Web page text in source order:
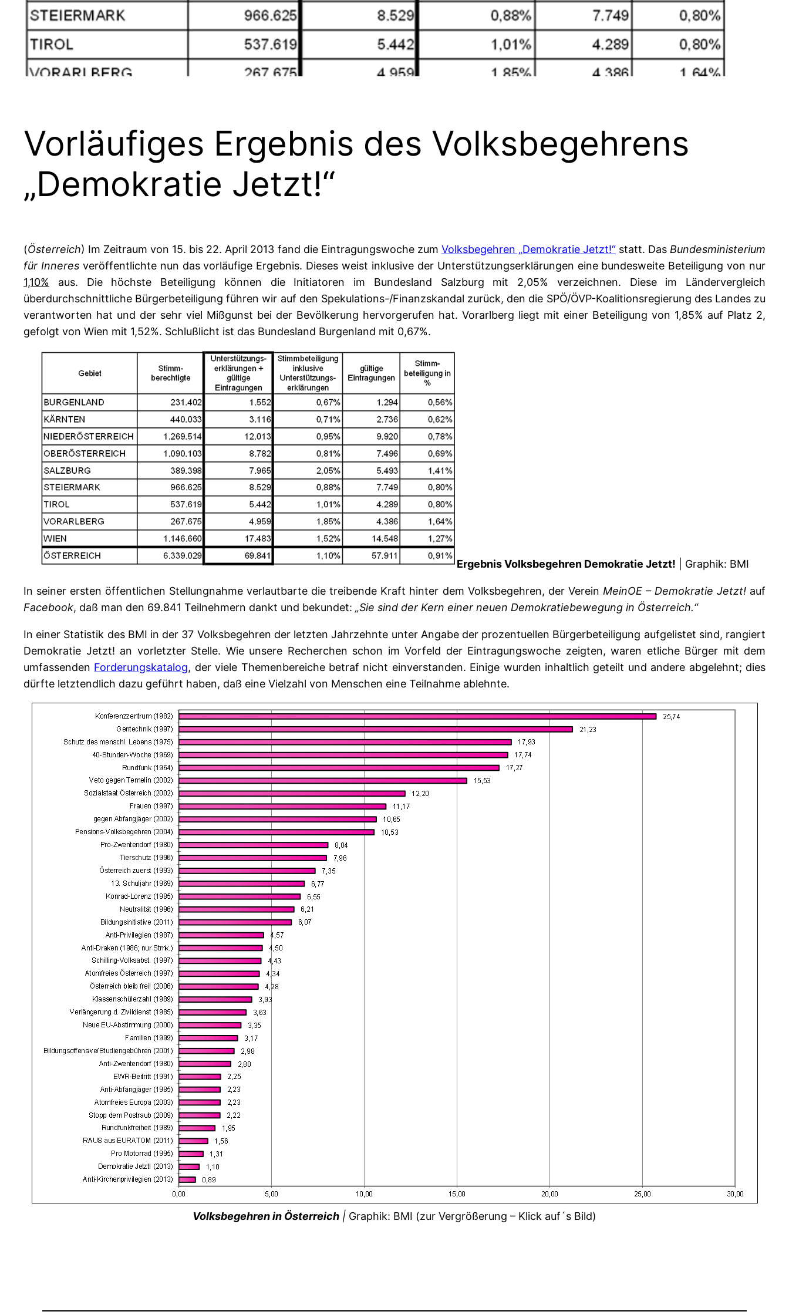
Vorläufiges Ergebnis des Volksbegehrens
„Demokratie Jetzt!“
(Österreich) Im Zeitraum von 15. bis 22. April 2013 fand die Eintragungswoche zum Volksbegehren „Demokratie Jetzt!“statt. DasBundesministerium
für Inneresveröffentlichte nun das vorläufige Ergebnis. Dieses weist inklusive der Unterstützungserklärungen eine bundesweite Beteiligung von nur
1,10% aus. Die höchste Beteiligung können die Initiatoren im Bundesland Salzburg mit 2,05% verzeichnen. Diese im Ländervergleich
überdurchschnittliche Bürgerbeteiligung führen wir auf den Spekulations-/Finanzskandal zurück, den die SPÖ/ÖVP-Koalitionsregierung des Landes zu
verantworten hat und der sehr viel Mißgunst bei der Bevölkerung hervorgerufen hat. Vorarlberg liegt mit einer Beteiligung von 1,85% auf Platz 2,
gefolgt von Wien mit 1,52%. Schlußlicht ist das Bundesland Burgenland mit 0,67%.
Ergebnis Volksbegehren Demokratie Jetzt! | Graphik: BMI
In seiner ersten öffentlichen Stellungnahme verlautbarte die treibende Kraft hinter dem Volksbegehren, der Verein MeinOE – Demokratie Jetzt!auf
Facebook, daß man den 69.841 Teilnehmern dankt und bekundet: „Sie sind der Kern einer neuen Demokratiebewegung in Österreich.“
In einer Statistik des BMI in der 37 Volksbegehren der letzten Jahrzehnte unter Angabe der prozentuellen Bürgerbeteiligung aufgelistet sind, rangiert
Demokratie Jetzt! an vorletzter Stelle. Wie unsere Recherchen schon im Vorfeld der Eintragungswoche zeigten, waren etliche Bürger mit dem
umfassenden Forderungskatalog, der viele Themenbereiche betraf nicht einverstanden. Einige wurden inhaltlich geteilt und andere abgelehnt; dies
dürfte letztendlich dazu geführt haben, daß eine Vielzahl von Menschen eine Teilnahme ablehnte.
Volksbegehren in Österreich | Graphik: BMI (zur Vergrößerung – Klick auf´s Bild)